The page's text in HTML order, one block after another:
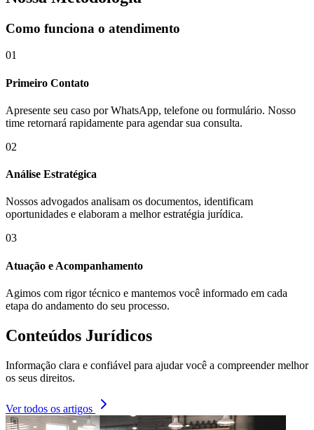
Como funciona o atendimento
01
Primeiro Contato
Apresente seu caso por WhatsApp, telefone ou formulário. Nosso
time retornará rapidamente para agendar sua consulta.
02
Análise Estratégica
Nossos advogados analisam os documentos, identificam
oportunidades e elaboram a melhor estratégia jurídica.
03
Atuação e Acompanhamento
Agimos com rigor técnico e mantemos você informado em cada
etapa do andamento do seu processo.
Conteúdos Jurídicos
Informação clara e confiável para ajudar você a compreender melhor
os seus direitos.
Ver todos os artigos